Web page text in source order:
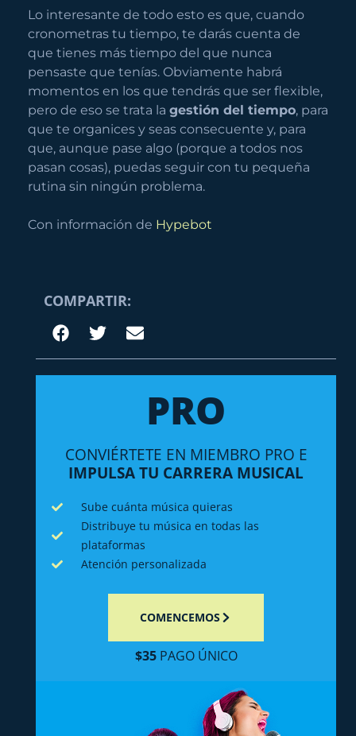
Lo interesante de todo esto es que, cuando
cronometras tu tiempo, te darás cuenta de
que tienes más tiempo del que nunca
pensaste que tenías. Obviamente habrá
momentos en los que tendrás que ser flexible,
pero de eso se trata la gestión del tiempo, para
que te organices y seas consecuente y, para
que, aunque pase algo (porque a todos nos
pasan cosas), puedas seguir con tu pequeña
rutina sin ningún problema.
Con información de Hypebot
COMPARTIR:
PRO
CONVIÉRTETE EN MIEMBRO PRO E
IMPULSA TU CARRERA MUSICAL
Sube cuánta música quieras
Distribuye tu música en todas las
plataformas
Atención personalizada
COMENCEMOS
$35PAGO ÚNICO